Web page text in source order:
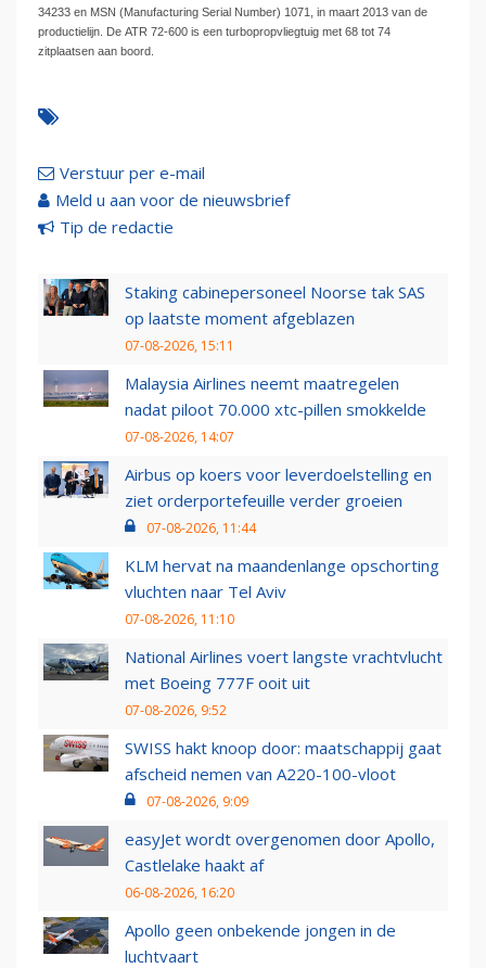
34233 en MSN (Manufacturing Serial Number) 1071, in maart 2013 van de
productielijn. De ATR 72-600 is een turbopropvliegtuig met 68 tot 74
zitplaatsen aan boord.
Verstuur per e-mail
Meld u aan voor de nieuwsbrief
Tip de redactie
Staking cabinepersoneel Noorse tak SAS
op laatste moment afgeblazen
07-08-2026, 15:11
Malaysia Airlines neemt maatregelen
nadat piloot 70.000 xtc-pillen smokkelde
07-08-2026, 14:07
Airbus op koers voor leverdoelstelling en
ziet orderportefeuille verder groeien
07-08-2026, 11:44
KLM hervat na maandenlange opschorting
vluchten naar Tel Aviv
07-08-2026, 11:10
National Airlines voert langste vrachtvlucht
met Boeing 777F ooit uit
07-08-2026, 9:52
SWISS hakt knoop door: maatschappij gaat
afscheid nemen van A220-100-vloot
07-08-2026, 9:09
easyJet wordt overgenomen door Apollo,
Castlelake haakt af
06-08-2026, 16:20
Apollo geen onbekende jongen in de
luchtvaart